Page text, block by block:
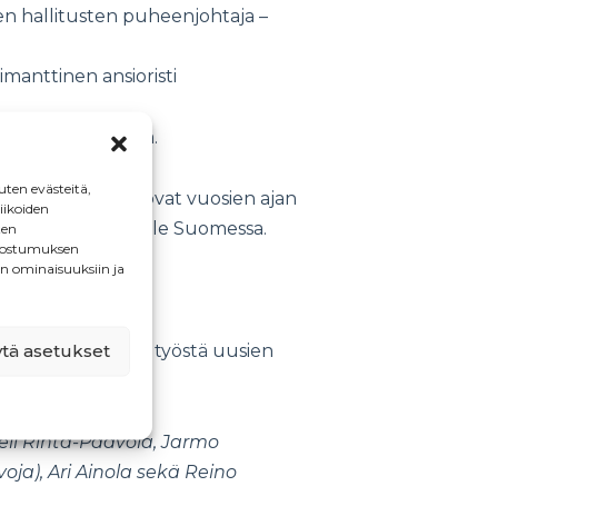
evästeitä,
ominaisuuksiin ja
asetukset
hallitusten puheenjohtaja –
ansioristi
Kokka Bistrossa.
heitä, jotka ovat vuosien ajan
kasvulle Suomessa.
arvokkaasta työstä uusien
Rinta-Paavola, Jarmo
Ari Ainola sekä Reino